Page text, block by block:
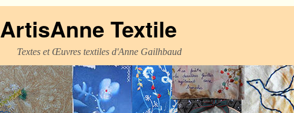
ArtisAnne Textile
Textes et Œuvres textiles d'Anne Gailhbaud